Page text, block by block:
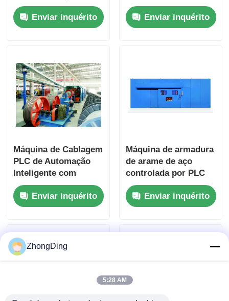
com Controle PLC
Estrutura de Aço
Pesado
Enviar inquérito
controlo automático
da tensão para fios
de aço grandes
Enviar inquérito
Máquina de Cablagem
PLC de Automação
Inteligente com
Estrutura de Aço
Pesado 1200m/Min
Enviar inquérito
Máquina de armadura
de arame de aço
controlada por PLC
com controlo
automático da tensão
Enviar inquérito
ZhongDing
5:28 AM